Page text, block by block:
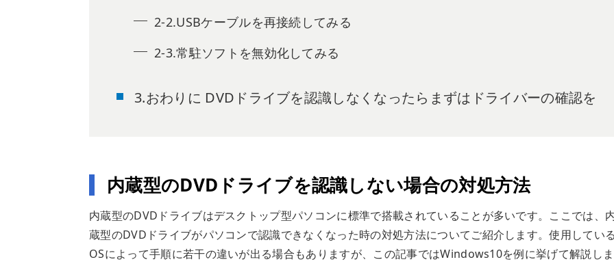
2-2.USBケーブルを再接続してみる
2-3.常駐ソフトを無効化してみる
3.おわりに DVDドライブを認識しなくなったらまずはドライバーの確認を
内蔵型のDVDドライブを認識しない場合の対処方法
内蔵型のDVDドライブはデスクトップ型パソコンに標準で搭載されていることが多いです。ここでは、
蔵型のDVDドライブがパソコンで認識できなくなった時の対処方法についてご紹介します。使用してい
OSによって手順に若干の違いが出る場合もありますが、この記事ではWindows10を例に挙げて解説しま